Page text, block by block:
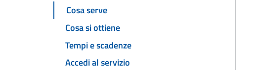
Cosa serve
Cosa si ottiene
Tempi e scadenze
Accedi al servizio